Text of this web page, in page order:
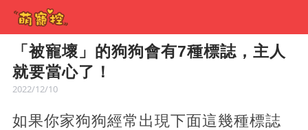
「被寵壞」的狗狗會有7種標誌，主人
就要當心了！
2022/12/10
如果你家狗狗經常出現下面這幾種標誌